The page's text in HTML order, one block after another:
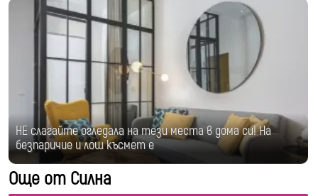
НЕ слагайте огледала на тези места в дома си! На
безпаричие и лош късмет е
Още от Силна